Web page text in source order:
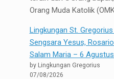
Eddy
Susarso
Orang Muda Katolik
Lingkungan St.
Sengsara Yesus,
Salam Maria – 6
by Lingkungan Gregorius
07/08/2026